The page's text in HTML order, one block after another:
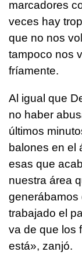
marcadores
veces hay
que no nos
tampoco nos
fríamente.
Al igual que
no haber
últimos
balones en el
esas que
nuestra área
generábamos
trabajado el
va de que los
está», zanjó.